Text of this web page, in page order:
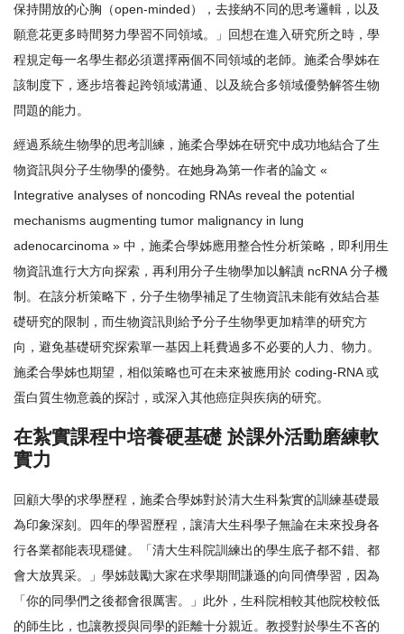
保持開放的心胸（open-minded），去接納不同的思考邏輯，以及
願意花更多時間努力學習不同領域。」回想在進入研究所之時，學
程規定每一名學生都必須選擇兩個不同領域的老師。施柔合學姊在
該制度下，逐步培養起跨領域溝通、以及統合多領域優勢解答生物
問題的能力。
經過系統生物學的思考訓練，施柔合學姊在研究中成功地結合了生
物資訊與分子生物學的優勢。在她身為第一作者的論文 «
Integrative analyses of noncoding RNAs reveal the potential
mechanisms augmenting tumor malignancy in lung
adenocarcinoma » 中，施柔合學姊應用整合性分析策略，即利用生
物資訊進行大方向探索，再利用分子生物學加以解讀 ncRNA 分子機
制。在該分析策略下，分子生物學補足了生物資訊未能有效結合基
礎研究的限制，而生物資訊則給予分子生物學更加精準的研究方
向，避免基礎研究探索單一基因上耗費過多不必要的人力、物力。
施柔合學姊也期望，相似策略也可在未來被應用於 coding-RNA 或
蛋白質生物意義的探討，或深入其他癌症與疾病的研究。
在紮實課程中培養硬基礎 於課外活動磨練軟
實力
回顧大學的求學歷程，施柔合學姊對於清大生科紮實的訓練基礎最
為印象深刻。四年的學習歷程，讓清大生科學子無論在未來投身各
行各業都能表現穩健。「清大生科院訓練出的學生底子都不錯、都
會大放異采。」學姊鼓勵大家在求學期間謙遜的向同儕學習，因為
「你的同學們之後都會很厲害。」此外，生科院相較其他院校較低
的師生比，也讓教授與同學的距離十分親近。教授對於學生不吝的